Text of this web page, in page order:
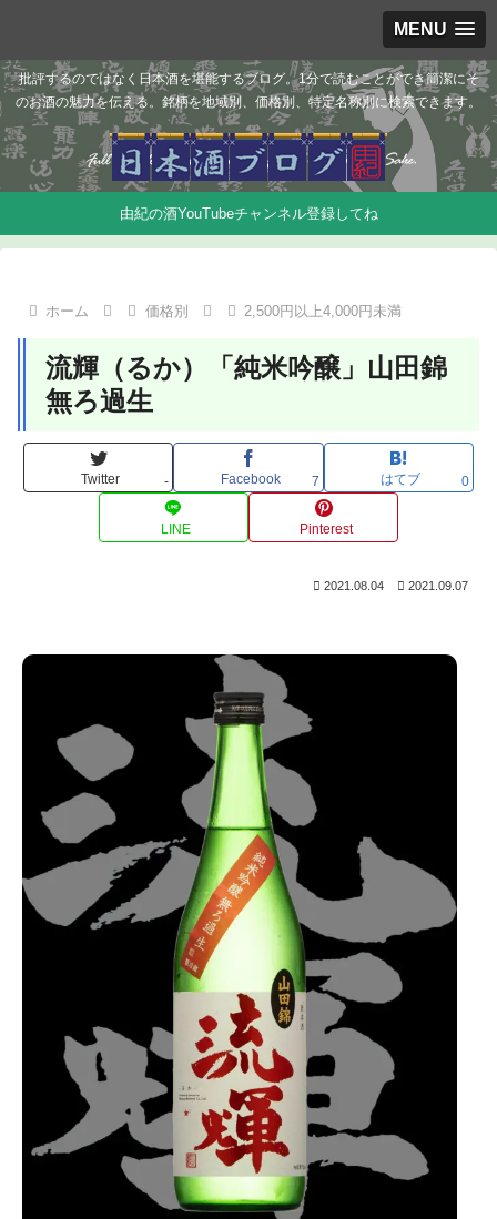
MENU
批評するのではなく日本酒を堪能するブログ。1分で読むことができ簡潔にそ
のお酒の魅力を伝える。銘柄を地域別、価格別、特定名称別に検索できます。
由紀の酒YouTubeチャンネル登録してね
ホーム 価格別 2,500円以上4,000円未満
流輝（るか）「純米吟醸」山田錦
無ろ過生
Twitter - Facebook 7 はてブ 0
LINE Pinterest
2021.08.04 2021.09.07